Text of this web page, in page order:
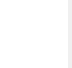
，航空器质量监